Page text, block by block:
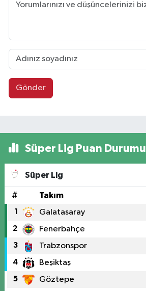
Gönder
Süper Lig Puan Durumu
Süper Lig
# Takım
1 Galatasaray
2 Fenerbahçe
3 Trabzonspor
4 Beşiktaş
5 Göztepe